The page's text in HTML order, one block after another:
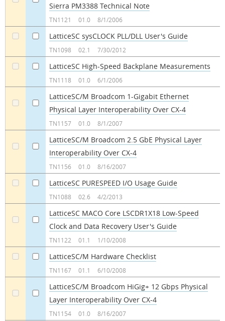
Sierra PM3388 Technical Note
TN1121 01.0 8/1/2006
LatticeSC sysCLOCK PLL/DLL User's Guide
TN1098 02.1 7/30/2012
LatticeSC High-Speed Backplane Measurements
TN1118 01.0 6/1/2006
LatticeSC/M Broadcom 1-Gigabit Ethernet
Physical Layer Interoperability Over CX-4
TN1157 01.0 8/1/2007
LatticeSC/M Broadcom 2.5 GbE Physical Layer
Interoperability Over CX-4
TN1156 01.0 8/16/2007
LatticeSC PURESPEED I/O Usage Guide
TN1088 02.6 4/2/2013
LatticeSC MACO Core LSCDR1X18 Low-Speed
Clock and Data Recovery User's Guide
TN1122 01.1 1/10/2008
LatticeSC/M Hardware Checklist
TN1167 01.1 6/10/2008
LatticeSC/M Broadcom HiGig+ 12 Gbps Physical
Layer Interoperability Over CX-4
TN1154 01.0 8/16/2007